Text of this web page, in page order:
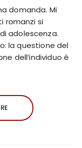
domanda. Mi
romanzi si
adolescenza.
la questione del
dell’individuo è